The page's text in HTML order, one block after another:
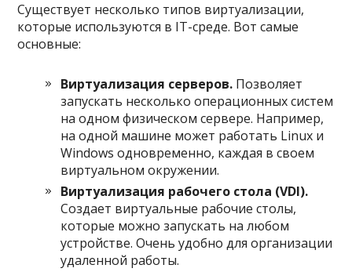
Существует несколько типов виртуализации,
которые используются в IT-среде. Вот самые
основные:
Виртуализация серверов. Позволяет
запускать несколько операционных систем
на одном физическом сервере. Например,
на одной машине может работать Linux и
Windows одновременно, каждая в своем
виртуальном окружении.
Виртуализация рабочего стола (VDI).
Создает виртуальные рабочие столы,
которые можно запускать на любом
устройстве. Очень удобно для организации
удаленной работы.